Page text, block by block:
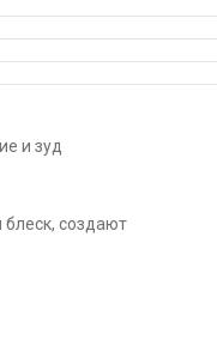
и зуд
создают